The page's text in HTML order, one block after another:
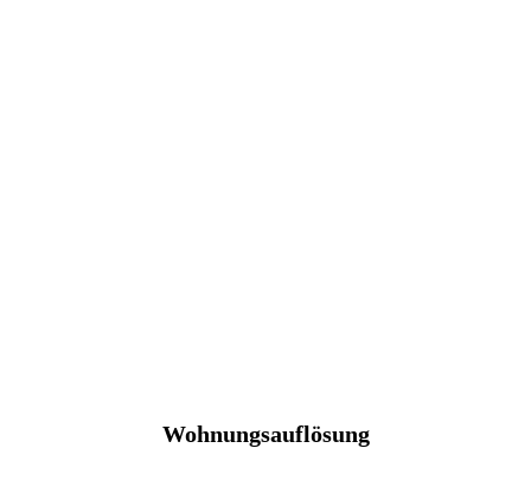
Wohnungsauflösung